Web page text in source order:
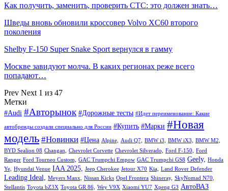
Как получить, заменить, проверить СТС: это должен знать…
Шведы вновь обновили кроссовер Volvo XC60 второго
поколения
Shelby F-150 Super Snake Sport вернулся в гамму
Москве завидуют молча. В каких регионах реже всего
попадают…
Prev Next 1 из 47
Метки
#Audi #Авторынок #Дорожные тесты #Идет переименование: Какие
автобренды создали специально для России #Купить #Марки #Новая
модель #Новинки #Цена Alpine, Audi Q7, BMW i3, BMW iX3,
BMW M2,
BYD Sealion 08 Changan, Chevrolet Corvette Chevrolet Silverado, Ford F-150,
Ford
Ranger Ford Tourneo Custom, GAC Trumpchi Empow GAC Trumpchi GS8 Geely,
Honda
Ye,
Hyundai Venue IAA 2025, Jeep Cherokee Jetour X70 Kia, Land Rover Defender
Leading Ideal, Meyers Manx, Nissan Kicks Opel Frontera Shineray, SkyNomad N70,
Stellantis Toyota bZ3X Toyota GR 86, Wey V9X Xiaomi YU7 Xpeng G3 АвтоВАЗ